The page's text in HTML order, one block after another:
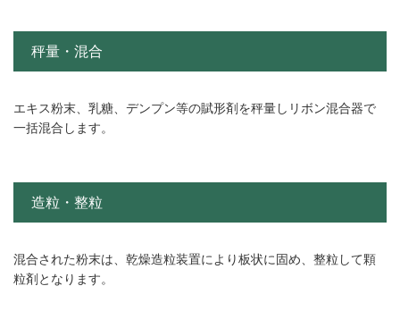
秤量・混合
エキス粉末、乳糖、デンプン等の賦形剤を秤量しリボン混合器で
一括混合します。
造粒・整粒
混合された粉末は、乾燥造粒装置により板状に固め、整粒して顆
粒剤となります。